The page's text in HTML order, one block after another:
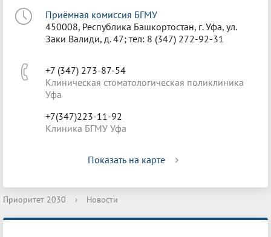
Приёмная комиссия БГМУ
450008, Республика Башкортостан, г. Уфа, ул.
Заки Валиди, д. 47; тел: 8 (347) 272-92-31
+7 (347) 273-87-54
Клиническая стоматологическая поликлиника
Уфа
+7(347)223-11-92
Клиника БГМУ Уфа
Показать на карте
Приоритет 2030 › Новости